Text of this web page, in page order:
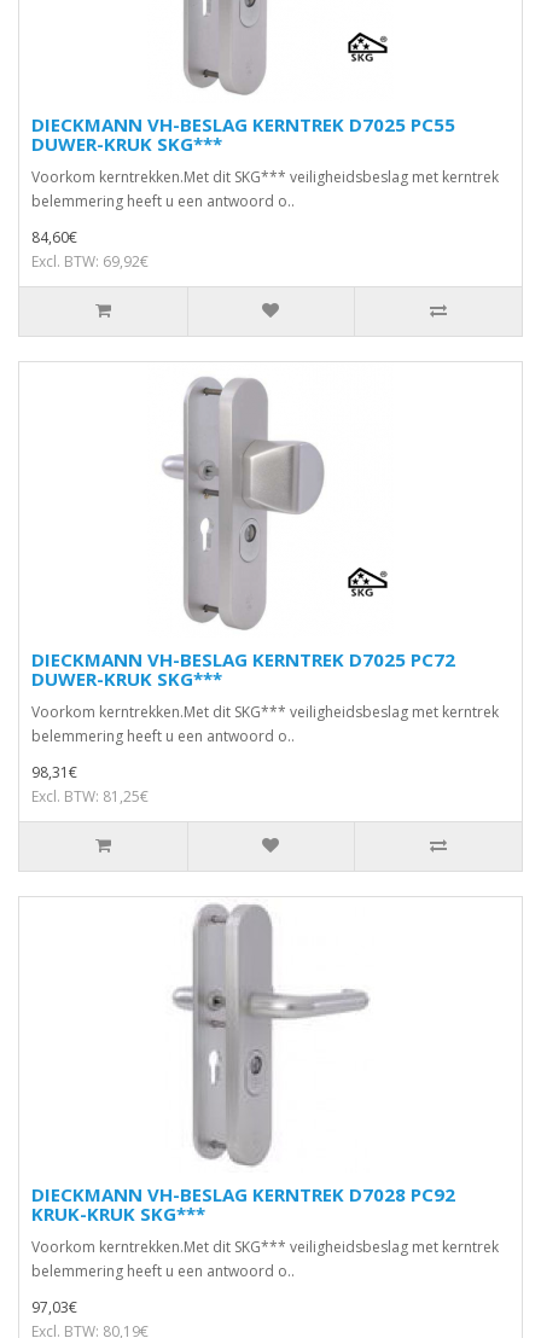
DIECKMANN VH-BESLAG KERNTREK D7025 PC55
DUWER-KRUK SKG***
Voorkom kerntrekken.Met dit SKG*** veiligheidsbeslag met kerntrek
belemmering heeft u een antwoord o..
84,60€
Excl. BTW: 69,92€
DIECKMANN VH-BESLAG KERNTREK D7025 PC72
DUWER-KRUK SKG***
Voorkom kerntrekken.Met dit SKG*** veiligheidsbeslag met kerntrek
belemmering heeft u een antwoord o..
98,31€
Excl. BTW: 81,25€
DIECKMANN VH-BESLAG KERNTREK D7028 PC92
KRUK-KRUK SKG***
Voorkom kerntrekken.Met dit SKG*** veiligheidsbeslag met kerntrek
belemmering heeft u een antwoord o..
97,03€
Excl. BTW: 80,19€